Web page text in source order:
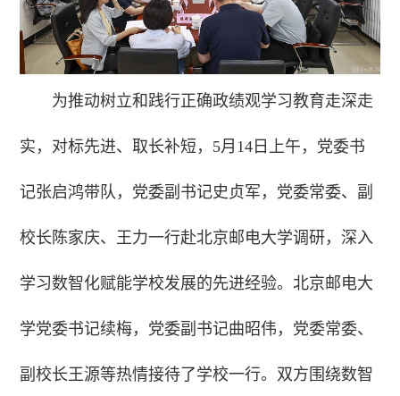
为推动树立和践行正确政绩观学习教育走深走
实，对标先进、取长补短，5月14日上午，党委书
记张启鸿带队， 党委副书记史贞军，党委常委、副
校长陈家庆、王力一行赴北京邮电大学调研，深入
学习数智化赋能学校发展的先进经验。北京邮电大
学党委书记续梅，党委副书记曲昭伟，党委常委、
副校长王源等热情接待了学校一行。双方围绕数智